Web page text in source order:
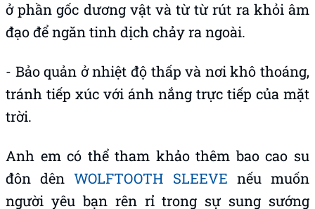
ở phần gốc dương vật và từ từ rút ra khỏi âm
đạo để ngăn tinh dịch chảy ra ngoài.
- Bảo quản ở nhiệt độ thấp và nơi khô thoáng,
tránh tiếp xúc với ánh nắng trực tiếp của mặt
trời.
Anh em có thể tham khảo thêm bao cao su
đôn dênWOLFTOOTH SLEEVE nếu muốn
người yêu bạn rên rỉ trong sự sung sướng